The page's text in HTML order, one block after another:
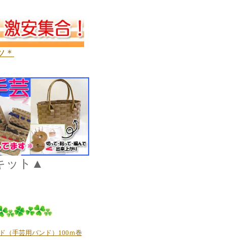
＊
ット▲
（手芸用バンド）100ｍ巻